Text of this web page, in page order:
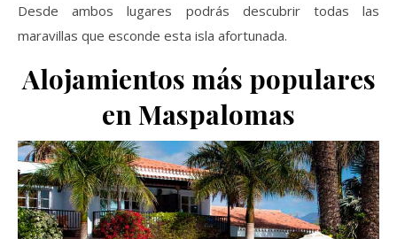
Desde ambos lugares podrás descubrir todas las
maravillas que esconde esta isla afortunada.
Alojamientos más populares
en Maspalomas